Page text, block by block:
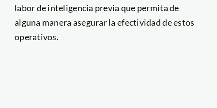
labor de inteligencia previa que permita de
alguna manera asegurar la efectividad de estos
operativos.